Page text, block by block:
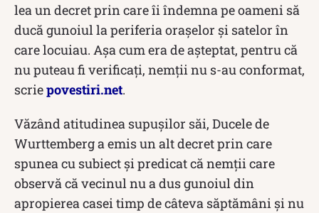
lea un decret prin care îi îndemna pe oameni să
ducă gunoiul la periferia orașelor și satelor în
care locuiau. Așa cum era de așteptat, pentru că
nu puteau fi verificați, nemții nu s-au conformat,
scriepovestiri.net.
Văzând atitudinea supușilor săi, Ducele de
Wurttemberg a emis un alt decret prin care
spunea cu subiect și predicat că nemții care
observă că vecinul nu a dus gunoiul din
apropierea casei timp de câteva săptămâni și nu